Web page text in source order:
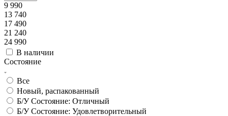
9 990
13 740
17 490
21 240
24 990
В наличии
Состояние
Все
Новый, распакованный
Б/У Состояние: Отличный
Б/У Состояние: Удовлетворительный